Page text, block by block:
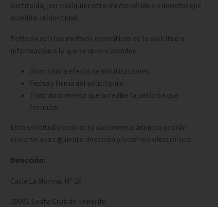
sustituida, por cualquier otro medio válido en derecho que
acredite la identidad.
Petición con los motivos específicos de la solicitud o
información a la que se quiere acceder.
Domicilio a efecto de notificaciones.
Fecha y firma del solicitante.
Todo documento que acredite la petición que
formula.
Esta solicitud y todo otro documento adjunto podrán
enviarse a la siguiente dirección y/o correo electrónico:
Dirección:
Calle La Marina, Nº 16
38001 Santa Cruz de Tenerife